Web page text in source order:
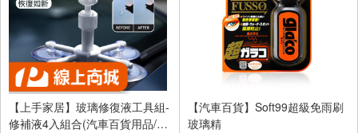
【上手家居】玻璃修復液工具組-
修補液4入組合(汽車百貨用品/玻
【汽車百貨】Soft99超級免雨刷
玻璃精